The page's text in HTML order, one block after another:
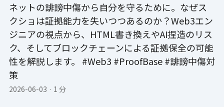
ネットの誹謗中傷から自分を守るために。なぜス
クショは証拠能力を失いつつあるのか？Web3エン
ジニアの視点から、HTML書き換えやAI捏造のリス
ク、そしてブロックチェーンによる証拠保全の可能
性を解説します。 #Web3 #ProofBase #誹謗中傷対
策
2026-06-03 · 1 分